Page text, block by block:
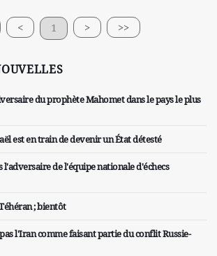
< 1 > >>
du prophète Mahomet dans le pays le plus
est en train de devenir un État détesté
l'adversaire de l'équipe nationale d'échecs
; bientôt
l'Iran comme faisant partie du conflit Russie-